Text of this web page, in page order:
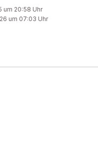
um 20:58 Uhr
um 07:03 Uhr